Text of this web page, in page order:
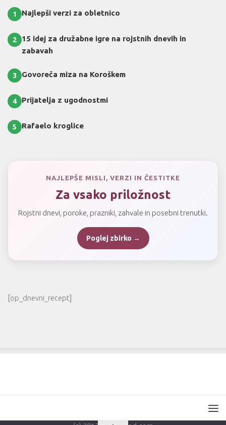
1 Najlepši verzi za obletnico
2
15 idej za družabne igre na rojstnih dnevih in
zabavah
3 Govoreča miza na Koroškem
4 Prijatelja z ugodnostmi
5 Rafaelo kroglice
NAJLEPŠE MISLI, VERZI IN ČESTITKE
Za vsako priložnost
Rojstni dnevi, poroke, prazniki, zahvale in posebni trenutki.
Poglej zbirko →
[op_dnevni_recept]